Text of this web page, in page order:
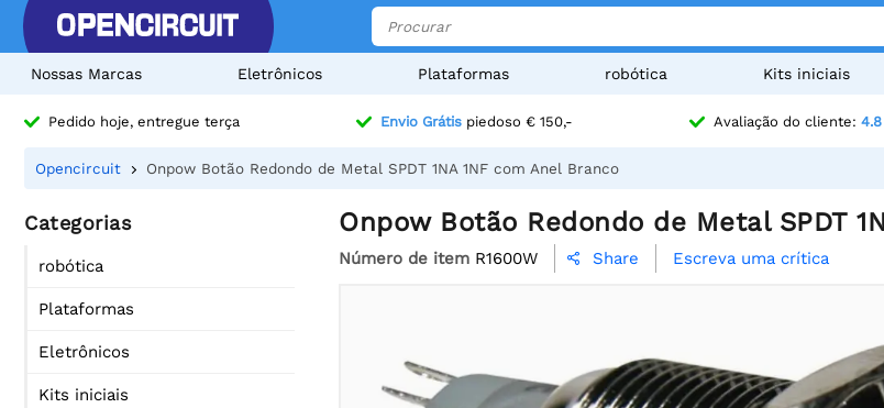
Nossas Marcas Eletrônicos Plataformas robótica Kits iniciais
Pedido hoje, entregue terça Envio Grátispiedoso € 150,- Avaliação do cliente: 4.8
Opencircuit Onpow Botão Redondo de Metal SPDT 1NA 1NF com Anel Branco
Categorias
robótica
Plataformas
Eletrônicos
Kits iniciais
Onpow Botão Redondo de Metal SPDT
Número de item R1600W  Share Escreva uma crítica